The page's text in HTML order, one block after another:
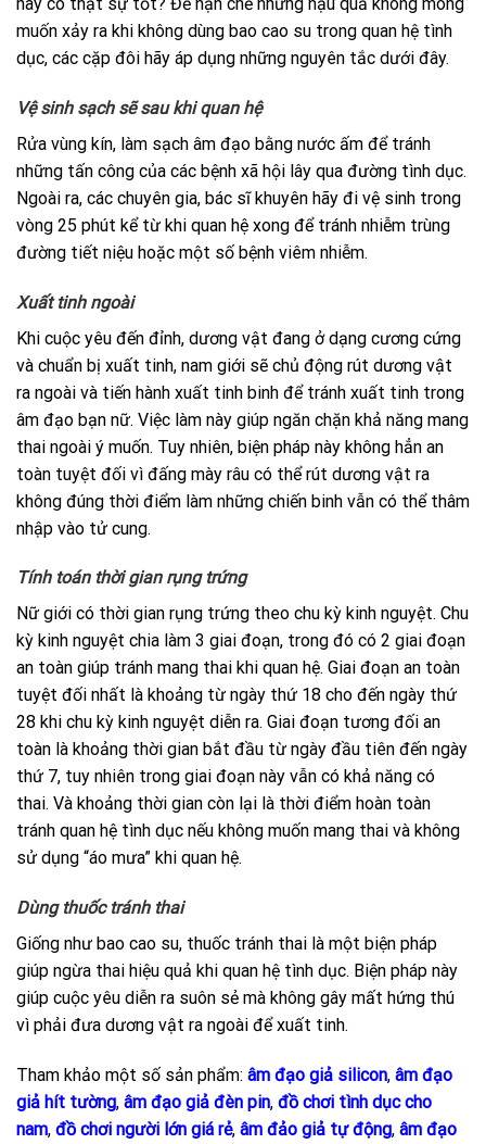
muốn xảy ra khi không dùng bao cao su trong quan hệ tình
dục, các cặp đôi hãy áp dụng những nguyên tắc dưới đây.
Vệ sinh sạch sẽ sau khi quan hệ
Rửa vùng kín, làm sạch âm đạo bằng nước ấm để tránh
những tấn công của các bệnh xã hội lây qua đường tình dục.
Ngoài ra, các chuyên gia, bác sĩ khuyên hãy đi vệ sinh trong
vòng 25 phút kể từ khi quan hệ xong để tránh nhiễm trùng
đường tiết niệu hoặc một số bệnh viêm nhiễm.
Xuất tinh ngoài
Khi cuộc yêu đến đỉnh, dương vật đang ở dạng cương cứng
và chuẩn bị xuất tinh, nam giới sẽ chủ động rút dương vật
ra ngoài và tiến hành xuất tinh binh để tránh xuất tinh trong
âm đạo bạn nữ. Việc làm này giúp ngăn chặn khả năng mang
thai ngoài ý muốn. Tuy nhiên, biện pháp này không hẳn an
toàn tuyệt đối vì đấng mày râu có thể rút dương vật ra
không đúng thời điểm làm những chiến binh vẫn có thể thâm
nhập vào tử cung.
Tính toán thời gian rụng trứng
Nữ giới có thời gian rụng trứng theo chu kỳ kinh nguyệt. Chu
kỳ kinh nguyệt chia làm 3 giai đoạn, trong đó có 2 giai đoạn
an toàn giúp tránh mang thai khi quan hệ. Giai đoạn an toàn
tuyệt đối nhất là khoảng từ ngày thứ 18 cho đến ngày thứ
28 khi chu kỳ kinh nguyệt diễn ra. Giai đoạn tương đối an
toàn là khoảng thời gian bắt đầu từ ngày đầu tiên đến ngày
thứ 7, tuy nhiên trong giai đoạn này vẫn có khả năng có
thai. Và khoảng thời gian còn lại là thời điểm hoàn toàn
tránh quan hệ tình dục nếu không muốn mang thai và không
sử dụng “áo mưa” khi quan hệ.
Dùng thuốc tránh thai
Giống như bao cao su, thuốc tránh thai là một biện pháp
giúp ngừa thai hiệu quả khi quan hệ tình dục. Biện pháp này
giúp cuộc yêu diễn ra suôn sẻ mà không gây mất hứng thú
vì phải đưa dương vật ra ngoài để xuất tinh.
Tham khảo một số sản phẩm: âm đạo giả silicon, âm đạo
giả hít tường, âm đạo giả đèn pin, đồ chơi tình dục cho
nam, đồ chơi người lớn giá rẻ, âm đảo giả tự động, âm đạo